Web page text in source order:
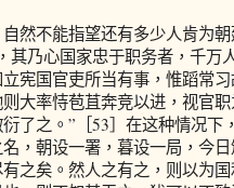
不能指望还有多少人肯为朝
其乃心国家忠于职务者，千万
宪国官吏所当有事，惟蹈常
大率恃苞苴奔竞以进，视官
了之。”［53］在这种情况下
，朝设一署，暮设一局，今
之矣。然人之有之，则以为